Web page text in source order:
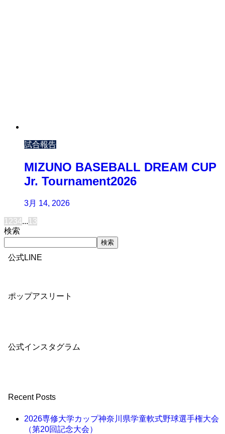
試合報告
MIZUNO BASEBALL DREAM CUP
Jr. Tournament2026
3月 14, 2026
1 234...13
検索
検索
公式LINE
ポップアスリート
公式インスタグラム
Recent Posts
2026専修大学カップ神奈川県学童軟式野球選手権大会
（第20回記念大会）